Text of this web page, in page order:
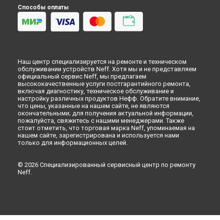
Красноярске
Замена шнура питания посудомоечной машины Neff в
Перми
Кирове
Замена шнура питания посудомоечной машины Neff в
Оренбурге
Замена шнура питания посудомоечной машины Neff в
Кемерово
Замена шнура питания посудомоечной машины Neff в
Новокузнецке
Замена шнура питания посудомоечной машины Neff в
Рязани
Астрахани
Замена шнура питания посудомоечной машины Neff в
Способы оплаты
Наш центр специализируется на ремонте и техническом
обслуживании устройств Neff. Хотя мы и не представляем
официальный сервис Neff, мы предлагаем
высококачественные услуги постгарантийного ремонта,
включая диагностику, техническое обслуживание и
настройку различных продуктов Нефф. Обратите внимание,
что цены, указанные на нашем сайте, не являются
окончательными; для получения актуальной информации,
пожалуйста, свяжитесь с нашими менеджерами. Также
стоит отметить, что торговая марка Neff, упоминаемая на
нашем сайте, зарегистрирована и используется нами
только для информационных целей.
© 2026 Специализированный сервисный центр по ремонту
Neff.